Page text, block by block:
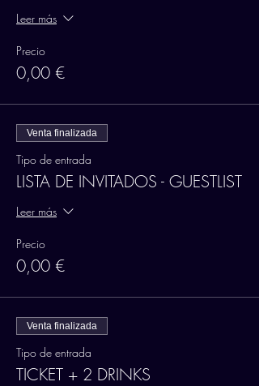
Leer más
Precio
0,00 €
Venta finalizada
Tipo de entrada
LISTA DE INVITADOS - GUESTLIST
Leer más
Precio
0,00 €
Venta finalizada
Tipo de entrada
TICKET + 2 DRINKS